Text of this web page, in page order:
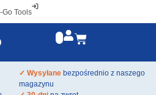
Tools
✓ Wysyłane bezpośrednio z naszego
magazynu